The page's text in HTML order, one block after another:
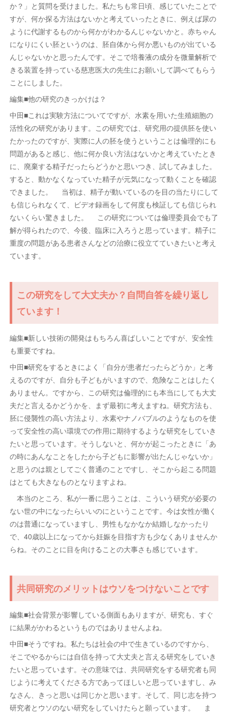
か？」と質問を受けました。私たちも常日頃、感じていたことで
すが、何か探る方法はないかと考えていったときに、例えば尿の
ように代謝するものから何かがわかるんじゃないかと。赤ちゃん
になりにくい胚というのは、胚自体から何か悪いものが出ている
んじゃないかと思ったんです。そこで培養液の成分を微量解析で
きる装置を持っている慈恵医大の先生にお願いして調べてもらう
ことにしました。
編集■他の研究のきっかけは？
中田■これは実験方法についてですが、水素を用いた生殖細胞の
活性化の研究があります。この研究では、研究用の提供胚を使い
たかったのですが、実際に人の胚を使うということは倫理的にも
問題があると感じ、他に何か良い方法はないかと考えていたとき
に、廃棄する精子だったらどうかと思いつき、試してみました。
すると、動かなくなっていた精子が元気になって動くことを確認
できました。 当初は、精子が動いているのを目の当たりにして
も信じられなくて、ビデオ録画をして何度も検証しても信じられ
ないくらい驚きました。 この研究については倫理委員会でも了
解が得られたので、今後、臨床に入ろうと思っています。精子に
重度の問題がある患者さんなどの治療に役立てていきたいと考え
ています。
この研究をして大丈夫か？自問自答を繰り返し
ています！
編集■新しい技術の開発はもちろん喜ばしいことですが、安全性
も重要ですね。
中田■研究をするときによく「自分が患者だったらどうか」と考
えるのですが、自分も子どもがいますので、危険なことはしたく
ありません。ですから、この研究は倫理的にも本当にしても大丈
夫だと言えるかどうかを、まず最初に考えますね。研究方法も、
胚に侵襲性の高い方法より、水素やナノバブルのようなものを使
って安全性の高い環境での作用に期待するような研究をしていき
たいと思っています。そうしないと、何かが起こったときに「あ
の時にあんなことをしたから子どもに影響が出たんじゃないか」
と思うのは親としてごく普通のことですし、そこから起こる問題
はとても大きなものとなりますよね。
本当のところ、私が一番に思うことは、こういう研究が必要の
ない世の中になったらいいのにということです。今は女性が働く
のは普通になっていますし、男性もなかなか結婚しなかったり
で、40歳以上になってから妊娠を目指す方も少なくありませんか
らね。そのことに目を向けることの大事さも感じています。
共同研究のメリットはウソをつけないことです
編集■社会背景が影響している側面もありますが、研究も、すぐ
に結果がかわるというものではありませんよね。
中田■そうですね。私たちは社会の中で生きているのですから、
そこでやるからには自信を持って大丈夫と言える研究をしていき
たいと思っています。その意味では、共同研究をする研究者も同
じように考えてくださる方であってほしいと思っていますし、み
なさん、きっと思いは同じかと思います。そして、同じ志を持つ
研究者とウソのない研究をしていけたらと願っています。 ま